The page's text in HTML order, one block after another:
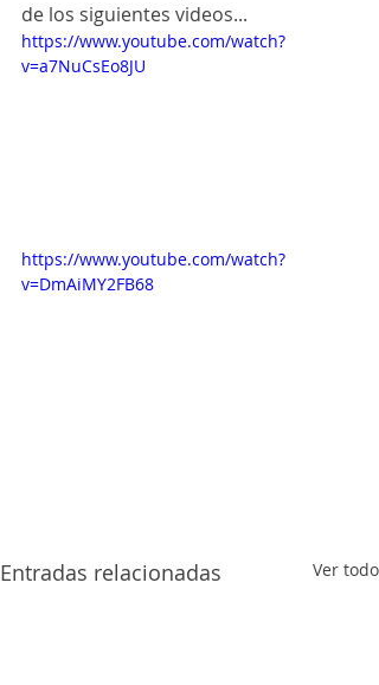
de los siguientes videos...
https://www.youtube.com/watch?
v=a7NuCsEo8JU
https://www.youtube.com/watch?
v=DmAiMY2FB68
Entradas relacionadas Ver todo